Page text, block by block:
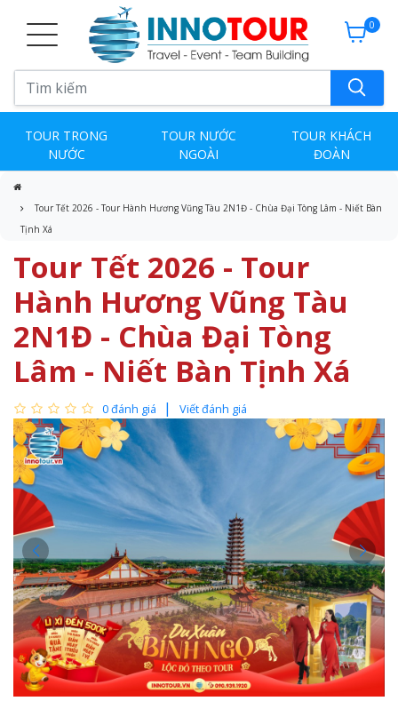
0
TOUR TRONG
NƯỚC
TOUR NƯỚC
NGOÀI
TOUR KHÁCH
ĐOÀN
Tour Tết 2026 - Tour Hành Hương Vũng Tàu 2N1Đ - Chùa Đại Tòng Lâm - Niết Bàn
Tịnh Xá
Tour Tết 2026 - Tour
Hành Hương Vũng Tàu
2N1Đ - Chùa Đại Tòng
Lâm - Niết Bàn Tịnh Xá
0 đánh giá Viết đánh giá